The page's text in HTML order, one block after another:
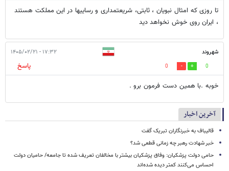
تا روزی که امثال نبویان ، ثابتی، شریعتمداری و رساییها در این مملکت هستند
، ایران روی خوش نخواهد دید
شهروند ۱۷:۳۲ - ۱۴۰۵/۰۲/۲۱
0
0
پاسخ
خوبه .با همین دست فرمون برو .
آخرین اخبار
قالیباف به خبرنگاران تبریک گفت
خبر شهادت رهبر چه زمانی قطعی شد؟
حامی دولت پزشکیان: وفاق پزشکیان بیشتر با مخالفان تعریف شده تا جامعه/ حامیان دولت
احساس می‌کنند کمتر دیده شده‌اند